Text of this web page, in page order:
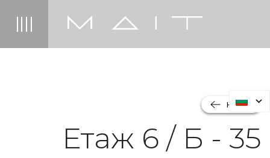
НАЗАД
Етаж 6 / Б - 35